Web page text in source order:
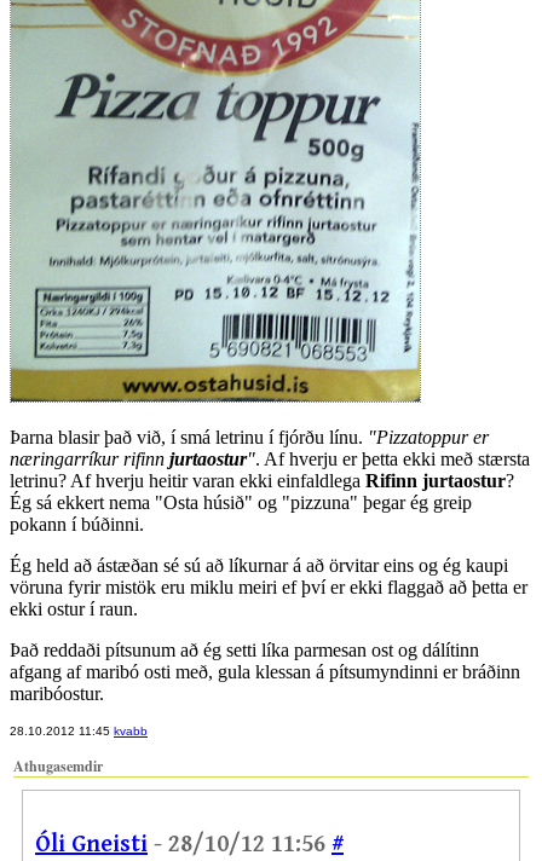
Þarna blasir það við, í smá letrinu í fjórðu línu. "Pizzatoppur er
næringarríkur rifinn jurtaostur". Af hverju er þetta ekki með stærsta
letrinu? Af hverju heitir varan ekki einfaldlega Rifinn jurtaostur?
Ég sá ekkert nema "Osta húsið" og "pizzuna" þegar ég greip
pokann í búðinni.
Ég held að ástæðan sé sú að líkurnar á að örvitar eins og ég kaupi
vöruna fyrir mistök eru miklu meiri ef því er ekki flaggað að þetta er
ekki ostur í raun.
Það reddaði pítsunum að ég setti líka parmesan ost og dálítinn
afgang af maribó osti með, gula klessan á pítsumyndinni er bráðinn
maribóostur.
28.10.2012 11:45 kvabb
Athugasemdir
Óli Gneisti - 28/10/12 11:56 #